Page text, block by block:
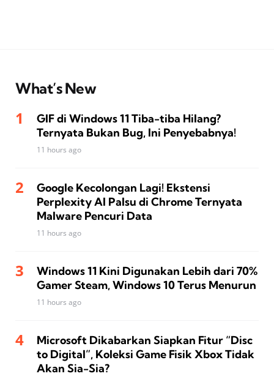
What’s New
GIF di Windows 11 Tiba-tiba Hilang?
Ternyata Bukan Bug, Ini Penyebabnya!
11 hours ago
Google Kecolongan Lagi! Ekstensi
Perplexity AI Palsu di Chrome Ternyata
Malware Pencuri Data
11 hours ago
Windows 11 Kini Digunakan Lebih dari 70%
Gamer Steam, Windows 10 Terus Menurun
11 hours ago
Microsoft Dikabarkan Siapkan Fitur “Disc
to Digital”, Koleksi Game Fisik Xbox Tidak
Akan Sia-Sia?